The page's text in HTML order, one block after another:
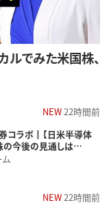
ルでみた米国株、
NEW22時間前
券コラボ┃【日米半導体
の今後の見通しは…
ム
NEW22時間前